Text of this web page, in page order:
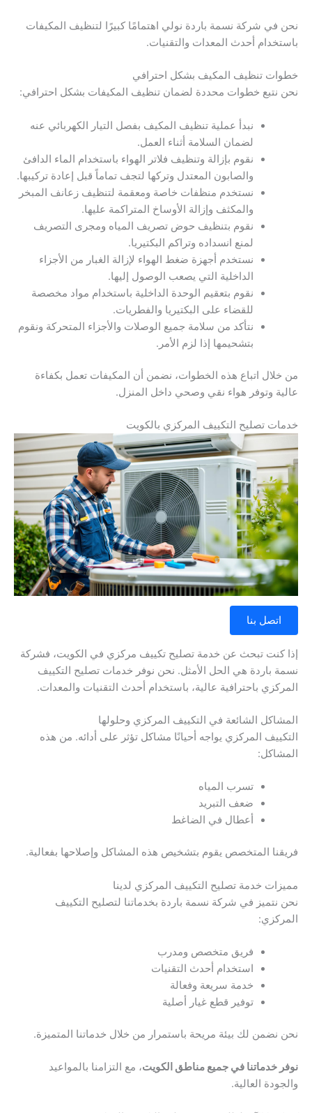
نحن في شركة نسمة باردة نولي اهتمامًا كبيرًا لتنظيف المكيفات
باستخدام أحدث المعدات والتقنيات.
خطوات تنظيف المكيف بشكل احترافي
نحن نتبع خطوات محددة لضمان تنظيف المكيفات بشكل احترافي:
نبدأ عملية تنظيف المكيف بفصل التيار الكهربائي عنه
لضمان السلامة أثناء العمل.
نقوم بإزالة وتنظيف فلاتر الهواء باستخدام الماء الدافئ
والصابون المعتدل وتركها لتجف تماماً قبل إعادة تركيبها.
نستخدم منظفات خاصة ومعقمة لتنظيف زعانف المبخر
والمكثف وإزالة الأوساخ المتراكمة عليها.
نقوم بتنظيف حوض تصريف المياه ومجرى التصريف
لمنع انسداده وتراكم البكتيريا.
نستخدم أجهزة ضغط الهواء لإزالة الغبار من الأجزاء
الداخلية التي يصعب الوصول إليها.
نقوم بتعقيم الوحدة الداخلية باستخدام مواد مخصصة
للقضاء على البكتيريا والفطريات.
نتأكد من سلامة جميع الوصلات والأجزاء المتحركة ونقوم
بتشحيمها إذا لزم الأمر.
من خلال اتباع هذه الخطوات، نضمن أن المكيفات تعمل بكفاءة
عالية وتوفر هواء نقي وصحي داخل المنزل.
خدمات تصليح التكييف المركزي بالكويت
اتصل بنا
إذا كنت تبحث عن خدمة تصليح تكييف مركزي في الكويت، فشركة
نسمة باردة هي الحل الأمثل. نحن نوفر خدمات تصليح التكييف
المركزي باحترافية عالية، باستخدام أحدث التقنيات والمعدات.
المشاكل الشائعة في التكييف المركزي وحلولها
التكييف المركزي يواجه أحيانًا مشاكل تؤثر على أدائه. من هذه
المشاكل:
تسرب المياه
ضعف التبريد
أعطال في الضاغط
فريقنا المتخصص يقوم بتشخيص هذه المشاكل وإصلاحها بفعالية.
مميزات خدمة تصليح التكييف المركزي لدينا
نحن نتميز في شركة نسمة باردة بخدماتنا لتصليح التكييف
المركزي:
فريق متخصص ومدرب
استخدام أحدث التقنيات
خدمة سريعة وفعالة
توفير قطع غيار أصلية
نحن نضمن لك بيئة مريحة باستمرار من خلال خدماتنا المتميزة.
نوفر خدماتنا في جميع مناطق الكويت، مع التزامنا بالمواعيد
والجودة العالية.